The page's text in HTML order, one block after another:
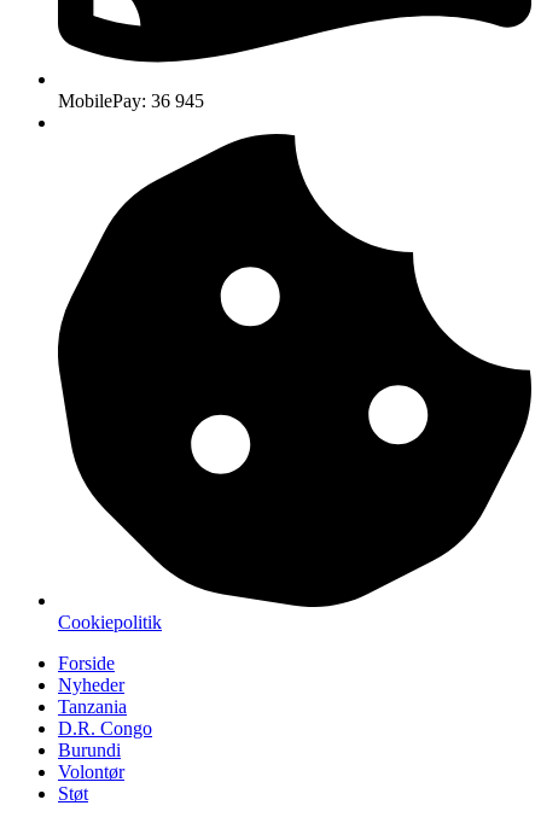
MobilePay: 36 945
Cookiepolitik
Forside
Nyheder
Tanzania
D.R. Congo
Burundi
Volontør
Støt